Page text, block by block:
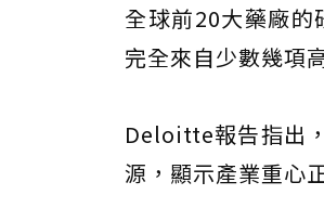
全球前20大藥廠
完全來自少數幾項
Deloitte報告指出
源，顯示產業重心